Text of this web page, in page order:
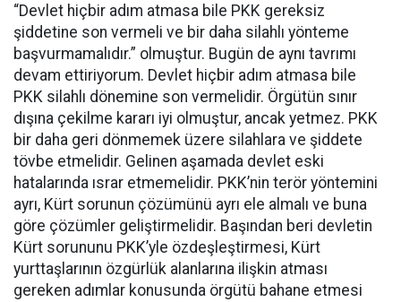
“Devlet hiçbir adım atmasa bile PKK gereksiz
şiddetine son vermeli ve bir daha silahlı yönteme
başvurmamalıdır.” olmuştur. Bugün de aynı tavrımı
devam ettiriyorum. Devlet hiçbir adım atmasa bile
PKK silahlı dönemine son vermelidir. Örgütün sınır
dışına çekilme kararı iyi olmuştur, ancak yetmez. PKK
bir daha geri dönmemek üzere silahlara ve şiddete
tövbe etmelidir. Gelinen aşamada devlet eski
hatalarında ısrar etmemelidir. PKK’nin terör yöntemini
ayrı, Kürt sorunun çözümünü ayrı ele almalı ve buna
göre çözümler geliştirmelidir. Başından beri devletin
Kürt sorununu PKK’yle özdeşleştirmesi, Kürt
yurttaşlarının özgürlük alanlarına ilişkin atması
gereken adımlar konusunda örgütü bahane etmesi